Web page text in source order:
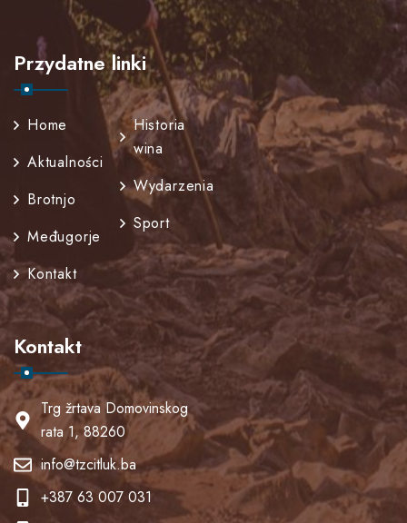
Przydatne linki
Home
Aktualności
Brotnjo
Međugorje
Kontakt
Historia
wina
Wydarzenia
Sport
Kontakt
Trg žrtava Domovinskog
rata 1, 88260
info@tzcitluk.ba
+387 63 007 031